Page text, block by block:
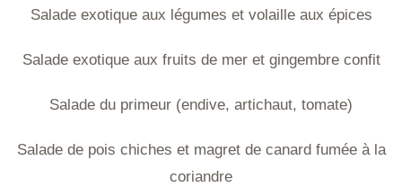
Salade exotique aux légumes et volaille aux épices
Salade exotique aux fruits de mer et gingembre confit
Salade du primeur (endive, artichaut, tomate)
Salade de pois chiches et magret de canard fumée à la
coriandre